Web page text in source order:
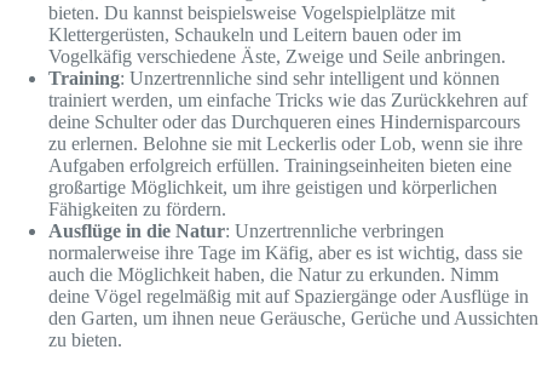
bieten. Du kannst beispielsweise Vogelspielplätze mit
Klettergerüsten, Schaukeln und Leitern bauen oder im
Vogelkäfig verschiedene Äste, Zweige und Seile anbringen.
Training: Unzertrennliche sind sehr intelligent und können
trainiert werden, um einfache Tricks wie das Zurückkehren auf
deine Schulter oder das Durchqueren eines Hindernisparcours
zu erlernen. Belohne sie mit Leckerlis oder Lob, wenn sie ihre
Aufgaben erfolgreich erfüllen. Trainingseinheiten bieten eine
großartige Möglichkeit, um ihre geistigen und körperlichen
Fähigkeiten zu fördern.
Ausflüge in die Natur: Unzertrennliche verbringen
normalerweise ihre Tage im Käfig, aber es ist wichtig, dass sie
auch die Möglichkeit haben, die Natur zu erkunden. Nimm
deine Vögel regelmäßig mit auf Spaziergänge oder Ausflüge in
den Garten, um ihnen neue Geräusche, Gerüche und Aussichten
zu bieten.